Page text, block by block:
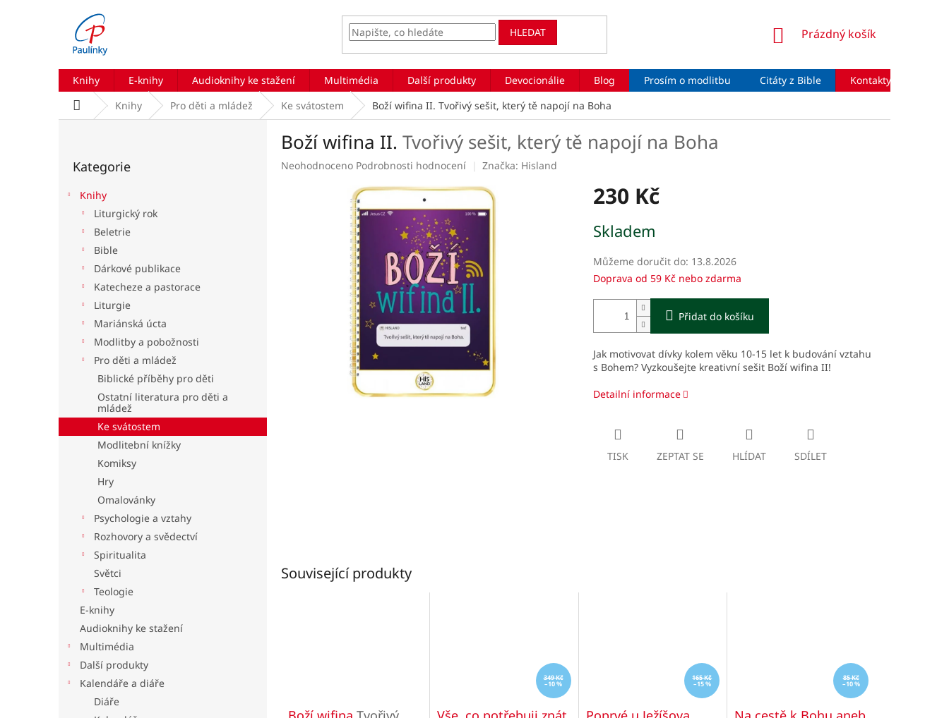
HLEDAT
NÁKUPNÍ
Prázdný košík
Knihy E-knihy Audioknihy ke stažení Multimédia Další produkty Devocionálie Blog Prosím o modlitbu Citáty z Bible Kontakty
Domů Knihy Pro děti a mládež Ke svátostem Boží wifina II. Tvořivý sešit, který tě napojí na Boha
kategorie
Kategorie
Knihy
Liturgický rok
Beletrie
Bible
Dárkové publikace
Katecheze a pastorace
Liturgie
Mariánská úcta
Modlitby a pobožnosti
Pro děti a mládež
Biblické příběhy pro děti
Ostatní literatura pro děti a
mládež
Ke svátostem
Modlitební knížky
Komiksy
Hry
Omalovánky
Psychologie a vztahy
Rozhovory a svědectví
Spiritualita
Světci
Teologie
E-knihy
Audioknihy ke stažení
Multimédia
Další produkty
Kalendáře a diáře
Diáře
Boží wifina II. Tvořivý sešit, který tě napojí na Boha
Průměrné
Neohodnoceno Podrobnosti hodnocení Značka: Hisland
230 Kč
cena:
Skladem
Můžeme doručit do: 13.8.2026
Doprava od 59 Kč nebo zdarma
Přidat do košíku
Jak motivovat dívky kolem věku 10-15 let k budování vztahu
s Bohem? Vyzkoušejte kreativní sešit Boží wifina II!
Detailní informace
TISK ZEPTAT SE HLÍDAT SDÍLET
Související produkty
349 Kč
–10 %
165 Kč
–15 %
85 Kč
–10 %